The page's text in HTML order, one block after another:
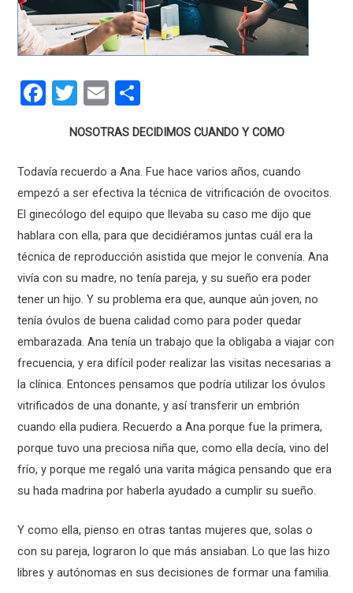
F
ce
b
o
o
k
T
tt
er
E
ail m
p
ar
tir
NOSOTRAS DECIDIMOS CUANDO Y COMO
Todavía recuerdo a Ana. Fue hace varios años, cuando
empezó a ser efectiva la técnica de vitrificación de ovocitos.
El ginecólogo del equipo que llevaba su caso me dijo que
hablara con ella, para que decidiéramos juntas cuál era la
técnica de reproducción asistida que mejor le convenía. Ana
vivía con su madre, no tenía pareja, y su sueño era poder
tener un hijo. Y su problema era que, aunque aún joven, no
tenía óvulos de buena calidad como para poder quedar
embarazada. Ana tenía un trabajo que la obligaba a viajar con
frecuencia, y era difícil poder realizar las visitas necesarias a
la clínica. Entonces pensamos que podría utilizar los óvulos
vitrificados de una donante, y así transferir un embrión
cuando ella pudiera. Recuerdo a Ana porque fue la primera,
porque tuvo una preciosa niña que, como ella decía, vino del
frío, y porque me regaló una varita mágica pensando que era
su hada madrina por haberla ayudado a cumplir su sueño.
Y como ella, pienso en otras tantas mujeres que, solas o
con su pareja, lograron lo que más ansiaban. Lo que las hizo
libres y autónomas en sus decisiones de formar una familia.